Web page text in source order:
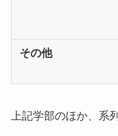
その他
上記学部のほか、系